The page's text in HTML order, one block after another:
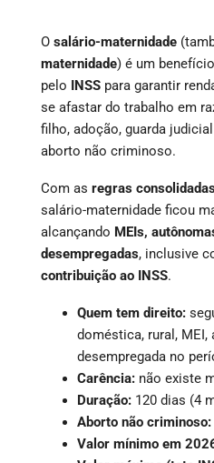
O salário-maternidade
maternidade) é um
pelo INSS para garantir
se afastar do trabalho em
filho, adoção, guarda
aborto não criminoso.
Com as regras
salário-maternidade ficou
alcançando MEIs,
desempregadas, inclusive
contribuição ao INSS.
Quem tem direito:
doméstica, rural,
desempregada no
Carência: não existe
Duração: 120 dias (4
Aborto não criminoso:
Valor mínimo em